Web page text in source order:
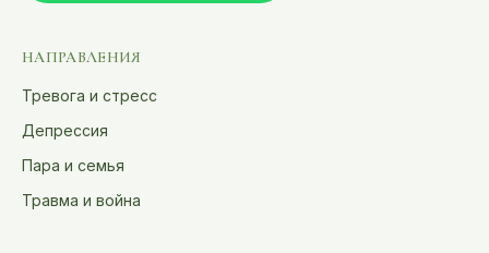
НАПРАВЛЕНИЯ
Тревога и стресс
Депрессия
Пара и семья
Травма и война